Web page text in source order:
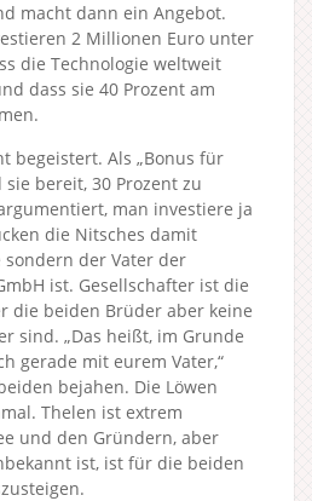
macht dann ein Angebot.
2 Millionen Euro unter
die Technologie weltweit
dass sie 40 Prozent am
begeistert. Als „Bonus für
bereit, 30 Prozent zu
man investiere ja
die Nitsches damit
sondern der Vater der
ist. Gesellschafter ist die
die beiden Brüder aber keine
sind. „Das heißt, im Grunde
gerade mit eurem Vater,“
bejahen. Die Löwen
Thelen ist extrem
und den Gründern, aber
ist, ist für die beiden